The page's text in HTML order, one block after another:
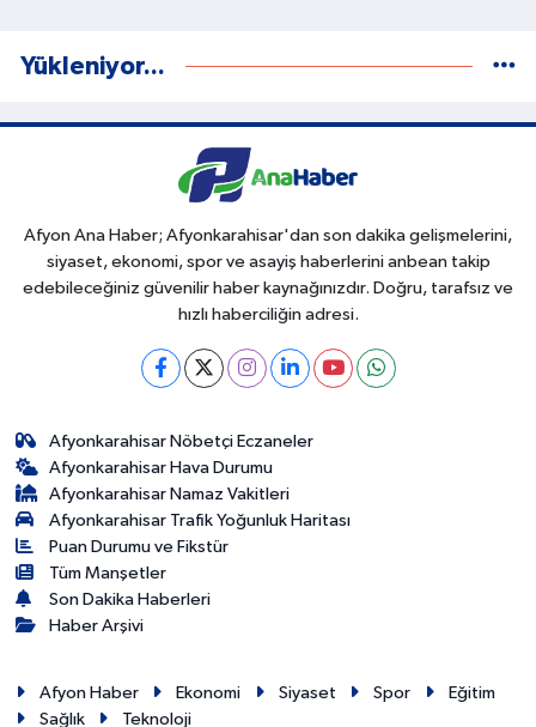
Yükleniyor...
Afyon Ana Haber; Afyonkarahisar'dan son dakika gelişmelerini,
siyaset, ekonomi, spor ve asayiş haberlerini anbean takip
edebileceğiniz güvenilir haber kaynağınızdır. Doğru, tarafsız ve
hızlı haberciliğin adresi.
Afyonkarahisar Nöbetçi Eczaneler
Afyonkarahisar Hava Durumu
Afyonkarahisar Namaz Vakitleri
Afyonkarahisar Trafik Yoğunluk Haritası
Puan Durumu ve Fikstür
Tüm Manşetler
Son Dakika Haberleri
Haber Arşivi
Afyon Haber Ekonomi Siyaset Spor
Eğitim
Sağlık
Teknoloji